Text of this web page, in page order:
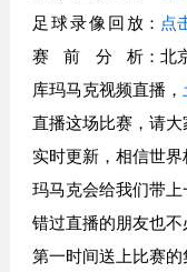
足球录像回放： 点
赛前分析：北
库玛马克视频直播，
直播这场比赛，请
实时更新，相信世
玛马克会给我们带
错过直播的朋友也
第一时间送上比赛的